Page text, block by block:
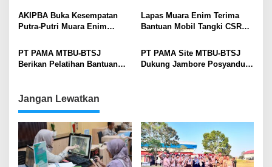
Silat
AKIPBA Buka Kesempatan
Putra-Putri Muara Enim
Lapas Muara Enim Terima
Bantuan Mobil Tangki CSR
PT PAMA MTBU-BTSJ
Berikan Pelatihan Bantuan
PT PAMA Site MTBU-BTSJ
Dukung Jambore Posyandu
Jangan Lewatkan